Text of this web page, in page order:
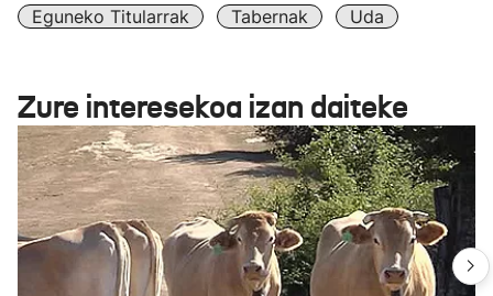
Eguneko Titularrak
Tabernak Uda
Zure interesekoa izan daiteke